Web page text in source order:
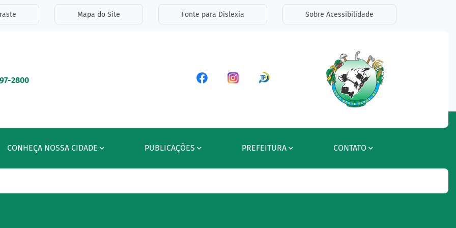
de acessibilidade
Mapa do Site Fonte para Dislexia Sobre Acessibilidade
2800 Acessar a Rede Social Facebook
Acessar a Rede Social Instagram
Acessar a Rede Social Radar
CONHEÇA NOSSA CIDADE PUBLICAÇÕES PREFEITURA CONTATO